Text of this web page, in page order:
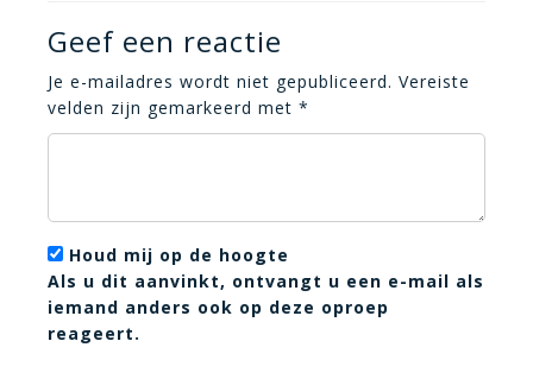
Geef een reactie
Je e-mailadres wordt niet gepubliceerd. Vereiste
velden zijn gemarkeerd met *
Houd mij op de hoogte
Als u dit aanvinkt, ontvangt u een e-mail als
iemand anders ook op deze oproep
reageert.